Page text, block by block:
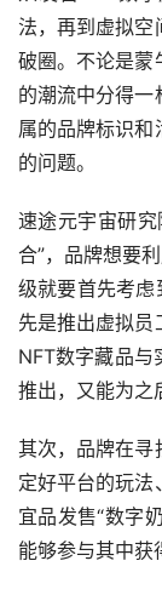
法，再到虚拟
破圈。不论是蒙
的潮流中分得一
属的品牌标识和
的问题。
速途元宇宙研
合”，品牌想要
级就要首先考虑
先是推出虚拟员
NFT数字藏品与
推出，又能为之
其次，品牌在寻
定好平台的玩法
宜品发售“数字
能够参与其中获